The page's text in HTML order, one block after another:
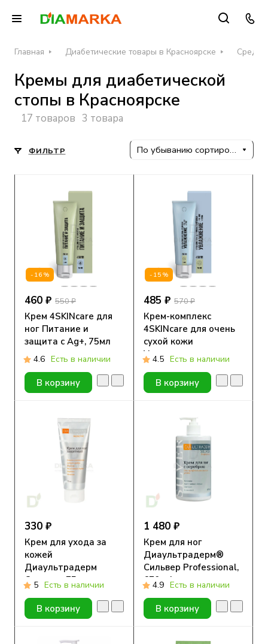
Главная Диабетические товары в Красноярске
Кремы для диабетической
стопы в Красноярске
17 товаров 3 товара
ФИЛЬТР По убыванию сортировки
-16%
460 ₽ 550 ₽
Крем 4SKINcare для
ног Питание и
защита с Ag+, 75мл
4.6 Есть в наличии
В корзину
-15%
485 ₽ 570 ₽
Крем-комплекс
4SKINcare для очень
сухой кожи
Увлажнение, для рук,
ног и тела, 75мл
4.5 Есть в наличии
В корзину
330 ₽
Крем для ухода за
кожей
Диаультрадерм
Сильвер, 75 мл.
5 Есть в наличии
В корзину
1 480 ₽
Крем для ног
Диаультрадерм®
Сильвер Professional,
670 ml
4.9 Есть в наличии
В корзину